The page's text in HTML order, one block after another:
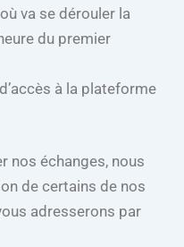
va se dérouler la
du premier
à la plateforme
nos échanges, nous
de certains de nos
adresserons par